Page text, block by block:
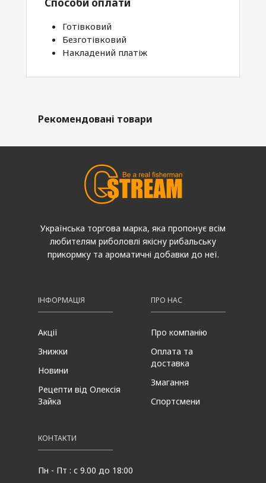
Готівковий
Безготівковий
Накладений платіж
Рекомендовані товари
Українська торгова марка, яка пропонує всім
любителям риболовлі якісну рибальську
прикормку та ароматичні добавки до неї.
ІНФОРМАЦІЯ
Акції
Знижки
Новини
Рецепти від Олексія
Зайка
ПРО НАС
Про компанію
Оплата та
доставка
Змагання
Спортсмени
КОНТАКТИ
Пн - Пт : с 9.00 до 18:00